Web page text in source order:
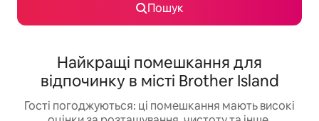
Пошук
Найкращі помешкання для
відпочинку в місті Brother Island
Гості погоджуються: ці помешкання мають високі